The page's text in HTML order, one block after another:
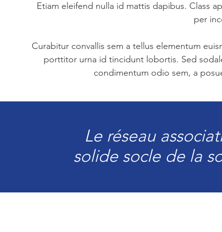
Etiam eleifend nulla id mattis dapibus. Class
per
Curabitur convallis sem a tellus elementum
porttitor urna id tincidunt lobortis. Sed
condimentum odio sem, a
Le réseau
solide socle de la